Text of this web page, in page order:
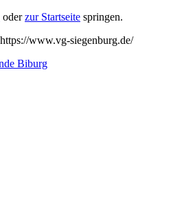
oderzur Startseite springen.
www.vg-siegenburg.de/